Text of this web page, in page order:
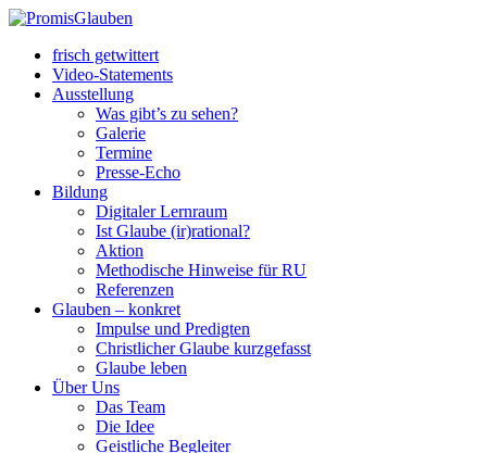
frisch getwittert
Video-Statements
Ausstellung
Was gibt’s zu sehen?
Galerie
Termine
Presse-Echo
Bildung
Digitaler Lernraum
Ist Glaube (ir)rational?
Aktion
Methodische Hinweise für RU
Referenzen
Glauben – konkret
Impulse und Predigten
Christlicher Glaube kurzgefasst
Glaube leben
Über Uns
Das Team
Die Idee
Geistliche Begleiter